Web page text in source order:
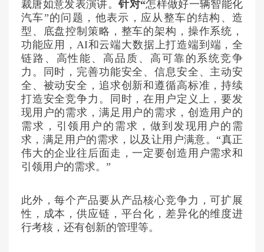
裁唐如意发表演讲。针对“怎样做好一辆智能化
汽车”的问题，他表示，应从整车的结构、造
型、底盘控制策略，整车的架构，操作系统，
功能应用，AI和云端大数据上打造端到端，全
链路、高性能、高品质、高可靠的系统竞争
力。同时，完善功能安全、信息安全、主动安
全、被动安全，追求创新和遵循高标准，持续
打造安全竞争力。同时，在用户定义上，要发
现用户的需求，满足用户的需求，创造用户的
需求，引领用户的需求，做到发现用户的需
求，满足用户的需求，以及让用户满意。“真正
伟大的企业往后面走，一定要创造用户需求和
引领用户的需求。”
此外，每个产品要从产品核心竞争力，可扩展
性，成本，供应链，平台化，差异化的维度进
行考核，还有创新的管理等。